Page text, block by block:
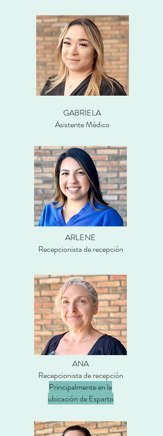
GABRIELA
Asistente Médico
ARLENE
Recepcionista de recepción
ANA
Recepcionista de recepción
Principalmente en la
ubicación de Esparto